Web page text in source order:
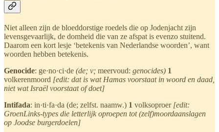
Niet alleen zijn de bloeddorstige roedels die op Jodenjacht zijn
levensgevaarlijk, de domheid die van ze afspat is evenzo stuitend.
Daarom een kort lesje ‘betekenis van Nederlandse woorden’, want
woorden hebben betekenis.
Genocide: ge·no·ci·de (de; v; meervoud: genocides) 1
volkerenmoord [edit: dat is wat Hamas voorstaat in woord en daad,
niet wat Israël voorstaat of doet]
Intifada: in·ti·fa·da (de; zelfst. naamw.) 1 volksoproer [edit:
GroenLinks-types die letterlijk oproepen tot (zelf)moordaanslagen
op Joodse burgerdoelen]